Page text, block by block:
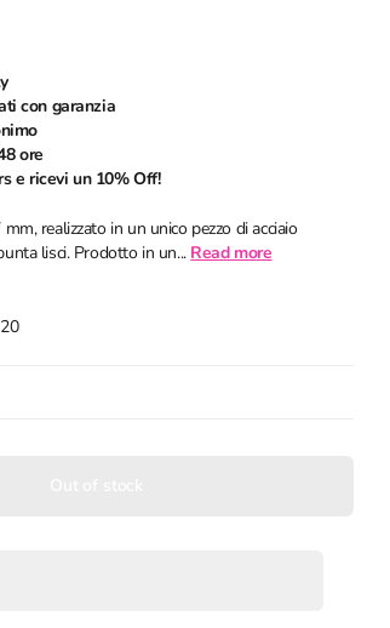
con garanzia
ore
e ricevi un 10% Off!
realizzato in un unico pezzo di acciaio
lisci. Prodotto in un... Read more